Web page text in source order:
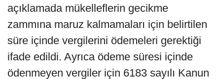
açıklamada mükelleflerin gecikme
zammına maruz kalmamaları için belirtilen
süre içinde vergilerini ödemeleri gerektiği
ifade edildi. Ayrıca ödeme süresi içinde
ödenmeyen vergiler için 6183 sayılı Kanun